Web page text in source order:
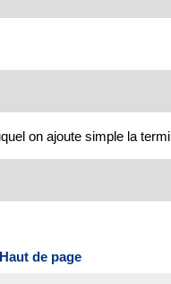
on ajoute simple la
Haut de page